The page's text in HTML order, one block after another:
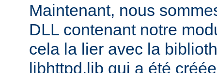
Maintenant, nous
DLL contenant notre
cela la lier avec la
libhttpd.lib qui a été